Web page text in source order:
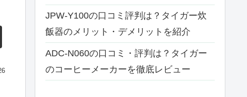
JPW-Y100の口コミ評判は？タイガー炊
飯器のメリット・デメリットを紹介
ADC-N060の口コミ・評判は？タイガー
のコーヒーメーカーを徹底レビュー